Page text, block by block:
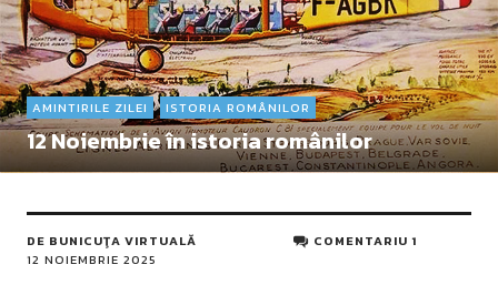
AMINTIRILE ZILEI ISTORIA ROMÂNILOR
12 Noiembrie în istoria românilor
DE BUNICUŢA VIRTUALĂ
12 NOIEMBRIE 2025
COMENTARIU 1